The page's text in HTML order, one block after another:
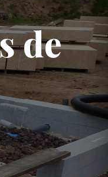
de